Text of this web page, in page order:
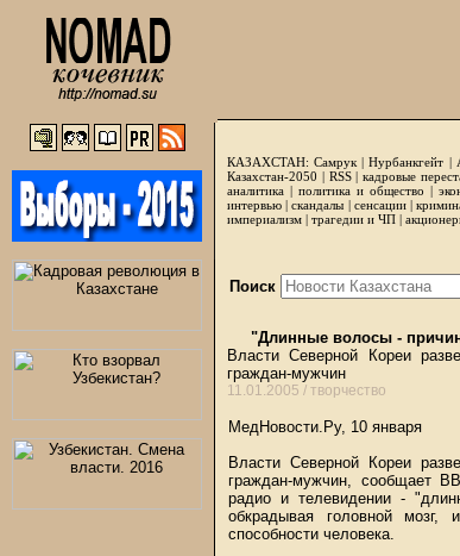
КАЗАХСТАН: Самрук |Нурбанкгейт |
Казахстан-2050 | RSS|кадровые
аналитика | политика и общество |
интервью |скандалы | сенсации|
империализм | трагедии и ЧП |
Поиск
"Длинные волосы -
Власти Северной Кореи
граждан-мужчин
11.01.2005 / творчество
МедНовости.Ру, 10 января
Власти Северной Кореи
граждан-мужчин, сообщает
радио и телевидении -
обкрадывая головной
способности человека.